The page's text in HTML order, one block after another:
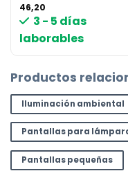
46,20
3 - 5 días
laborables
Productos
Iluminación ambiental
Pantallas para
Pantallas pequeñas